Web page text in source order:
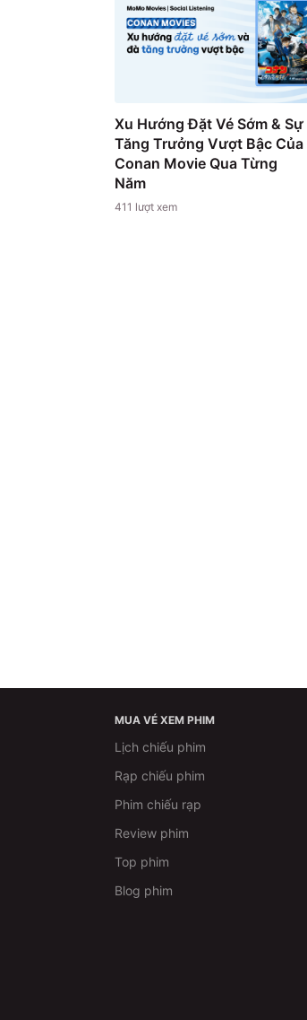
Xu Hướng Đặt Vé Sớm & Sự
Tăng Trưởng Vượt Bậc Của
Conan Movie Qua Từng
Năm
411 lượt xem
MUA VÉ XEM PHIM
Lịch chiếu phim
Rạp chiếu phim
Phim chiếu rạp
Review phim
Top phim
Blog phim